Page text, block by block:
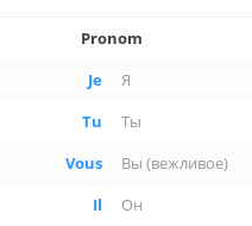
Pronom
Je
Я
Tu
Ты
Vous
Вы (веж­ли­вое)
Il
Он